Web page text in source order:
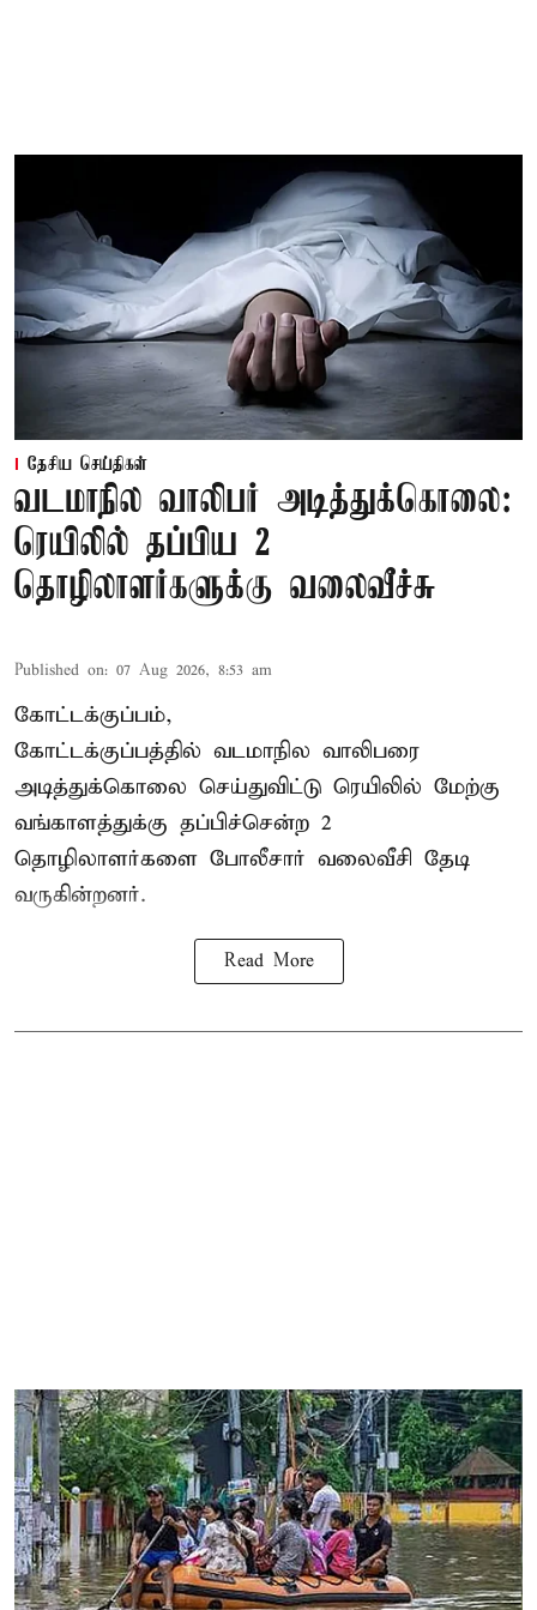
தேசிய செய்திகள்
வடமாநில வாலிபர் அடித்துக்கொலை:
ரெயிலில் தப்பிய 2
தொழிலாளர்களுக்கு வலைவீச்சு
Published on: 07 Aug 2026, 8:53 am
கோட்டக்குப்பம்,
கோட்டக்குப்பத்தில் வடமாநில வாலிபரை
அடித்துக்கொலை செய்துவிட்டு ரெயிலில் மேற்கு
வங்காளத்துக்கு தப்பிச்சென்ற 2
தொழிலாளர்களை போலீசார் வலைவீசி தேடி
வருகின்றனர்.
Read More